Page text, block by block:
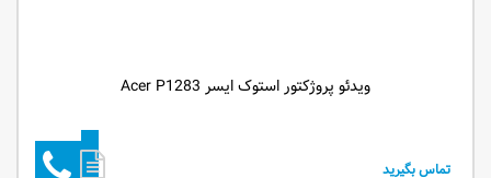
ویدئو پروژکتور استوک ایسر Acer P1283
تماس بگیرید